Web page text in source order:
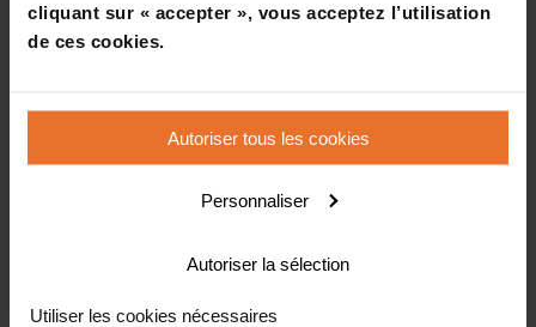
cliquant sur « accepter », vous acceptez l’utilisation
de ces cookies.
Autoriser tous les cookies
Personnaliser
Autoriser la sélection
Utiliser les cookies nécessaires